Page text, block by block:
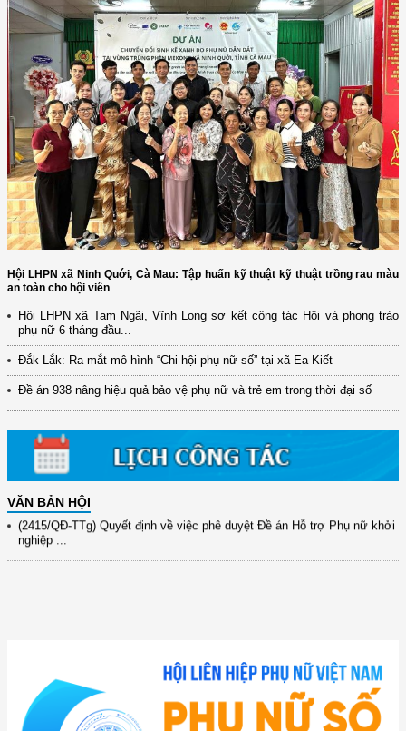
Hội LHPN xã Ninh Quới, Cà Mau: Tập huấn kỹ thuật kỹ thuật trồng rau màu
an toàn cho hội viên
Hội LHPN xã Tam Ngãi, Vĩnh Long sơ kết công tác Hội và phong trào
phụ nữ 6 tháng đầu...
Đắk Lắk: Ra mắt mô hình “Chi hội phụ nữ số” tại xã Ea Kiết
Đề án 938 nâng hiệu quả bảo vệ phụ nữ và trẻ em trong thời đại số
VĂN BẢN HỘI
(12/TB-HĐKH) V/v đăng ký, đề xuất nhiệm vụ Khoa học, công nghệ và
đổi mới ...
(898/KH/ĐCT) Kế hoạch thực hiện Quyết định số 2415/QĐ-TTg ngày
31/10/2025 ...
xây dựng ...
(891/KH-ĐCT) Kế hoạch thực hiện Nghị quyết số 72-NQ/TW ngày
9/9/2025 của Bộ ...
(2415/QĐ-TTg) Quyết định về việc phê duyệt Đề án Hỗ trợ Phụ nữ khởi
nghiệp ...